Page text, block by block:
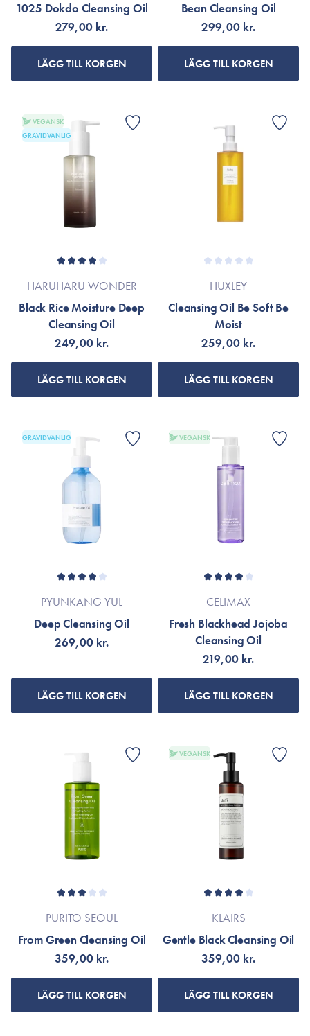
1025 Dokdo Cleansing Oil
279,00 kr.
LÄGG TILL KORGEN
Bean Cleansing Oil
299,00 kr.
LÄGG TILL KORGEN
VEGANSK
GRAVIDVÄNLIG
HARUHARU WONDER
Black Rice Moisture Deep
Cleansing Oil
249,00 kr.
LÄGG TILL KORGEN
HUXLEY
Cleansing Oil Be Soft Be
Moist
259,00 kr.
LÄGG TILL KORGEN
GRAVIDVÄNLIG
PYUNKANG YUL
Deep Cleansing Oil
269,00 kr.
LÄGG TILL KORGEN
VEGANSK
CELIMAX
Fresh Blackhead Jojoba
Cleansing Oil
219,00 kr.
LÄGG TILL KORGEN
PURITO SEOUL
From Green Cleansing Oil
359,00 kr.
LÄGG TILL KORGEN
VEGANSK
KLAIRS
Gentle Black Cleansing Oil
359,00 kr.
LÄGG TILL KORGEN